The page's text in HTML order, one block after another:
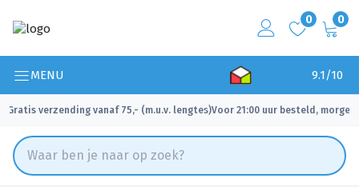
0 0
MENU 9.1/10
Gratis verzending vanaf 75,- (m.u.v. lengtes)
✓ Voor 21:00 uur besteld, morgen